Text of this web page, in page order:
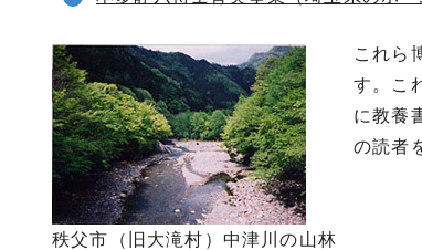
秩父市（旧大滝村）中津川の山林
これら
す。こ
に教養
の読者